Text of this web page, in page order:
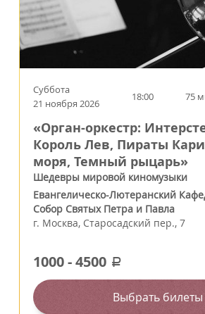
Суббота
21 ноября 2026
18:00 75
«Орган-оркестр:
Король Лев, Пираты
моря, Темный рыцарь»
Шедевры мировой киномузыки
Евангелическо-Лютеранский
Собор Святых Петра и Павла
г. Москва, Старосадский пер., 7
1000-4500 a
Выбрать билеты